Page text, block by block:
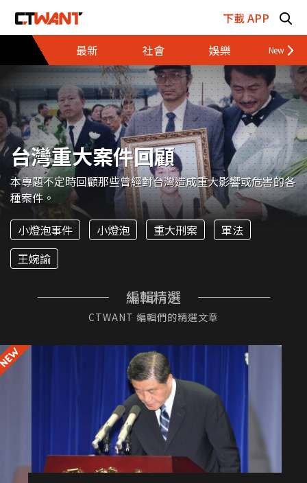
下載 APP
最新
社會 娛樂 財經
台灣重大案件回顧
本專題不定時回顧那些曾經對台灣造成重大影響或危害的各
種案件。
小燈泡事件
小燈泡 重大刑案
軍法
王婉諭
編輯精選
CTWANT 編輯們的精選文章